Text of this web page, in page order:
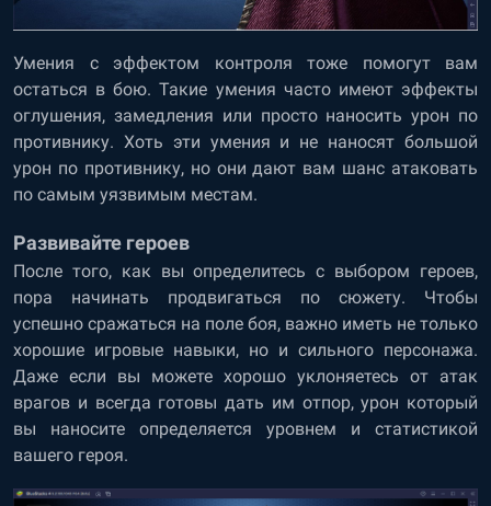
Умения с эффектом контроля тоже помогут вам
остаться в бою. Такие умения часто имеют эффекты
оглушения, замедления или просто наносить урон по
противнику. Хоть эти умения и не наносят большой
урон по противнику, но они дают вам шанс атаковать
по самым уязвимым местам.
Развивайте героев
После того, как вы определитесь с выбором героев,
пора начинать продвигаться по сюжету. Чтобы
успешно сражаться на поле боя, важно иметь не только
хорошие игровые навыки, но и сильного персонажа.
Даже если вы можете хорошо уклоняетесь от атак
врагов и всегда готовы дать им отпор, урон который
вы наносите определяется уровнем и статистикой
вашего героя.